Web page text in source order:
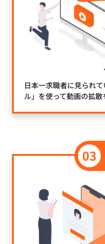
日本一求職者に見られ
ル」を使って動画の拡散